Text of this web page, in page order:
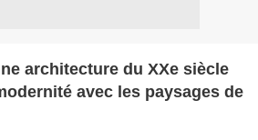
architecture du XXe siècle
avec les paysages de